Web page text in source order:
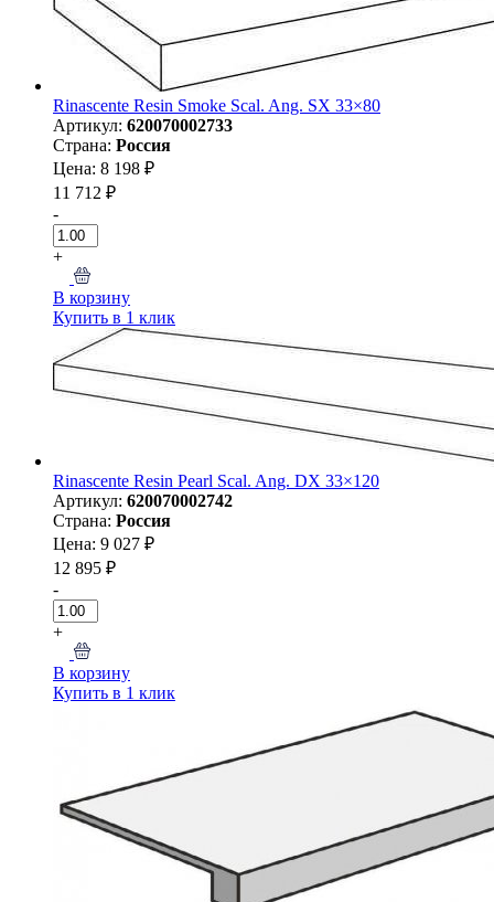
Rinascente Resin Smoke Scal. Ang. SX 33×80
Артикул: 620070002733
Страна: Россия
Цена: 8 198 ₽
11 712 ₽
-
+
В корзину
Купить в 1 клик
Rinascente Resin Pearl Scal. Ang. DX 33×120
Артикул: 620070002742
Страна: Россия
Цена: 9 027 ₽
12 895 ₽
-
+
В корзину
Купить в 1 клик